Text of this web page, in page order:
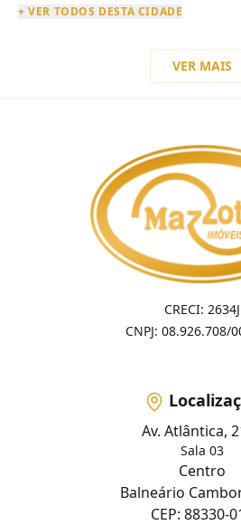
+ VER TODOS DESTA CIDADE
VER MAIS
CRECI: 2634J
CNPJ: 08.926.708/
Av. Atlântica,
Sala 03
Centro
Balneário
CEP: 88330-